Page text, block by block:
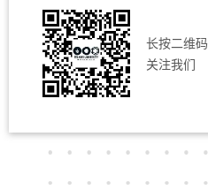
长按二维码
关注我们